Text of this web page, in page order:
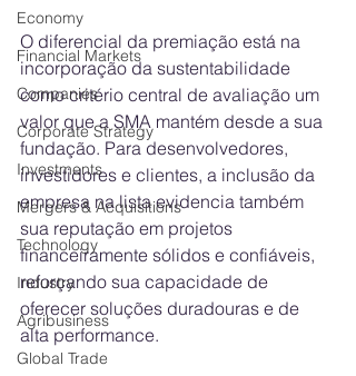
Economy
Financial Markets
Companies
Corporate Strategy
Investments
Mergers & Acquisitions
Technology
Industry
Agribusiness
Global Trade
O diferencial da premiação está na
incorporação da sustentabilidade
como critério central de avaliação um
valor que a SMA mantém desde a sua
fundação. Para desenvolvedores,
investidores e clientes, a inclusão da
empresa na lista evidencia também
sua reputação em projetos
financeiramente sólidos e confiáveis,
reforçando sua capacidade de
oferecer soluções duradouras e de
alta performance.